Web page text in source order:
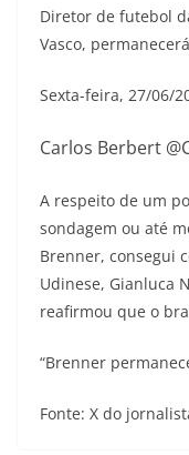
Diretor de futebol
Vasco,
Sexta-feira, 27/06/
Carlos Berbert
A respeito de um
sondagem ou até
Brenner, consegui
Udinese, Gianluca
reafirmou que o
“Brenner
Fonte: X do